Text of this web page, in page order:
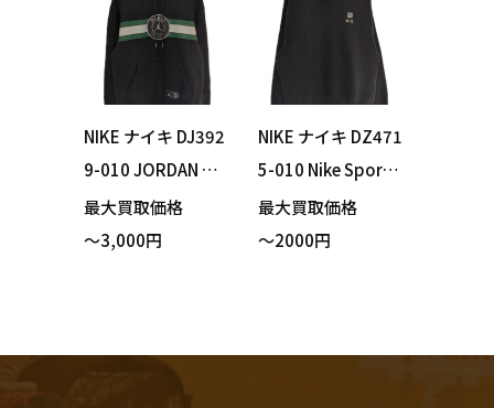
NIKE ナイキ DJ392
9-010 JORDAN × P
aris Saint-Germain
フリース プルオー
最大買取価格
～3,000円
NIKE ナイキ DZ471
5-010 Nike Sports
wear Men's Sweats
hirt スウェットシ
最大買取価格
～2000円